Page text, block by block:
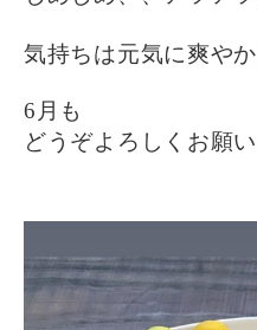
気持ちは元気に爽やか
6月も
どうぞよろしくお願